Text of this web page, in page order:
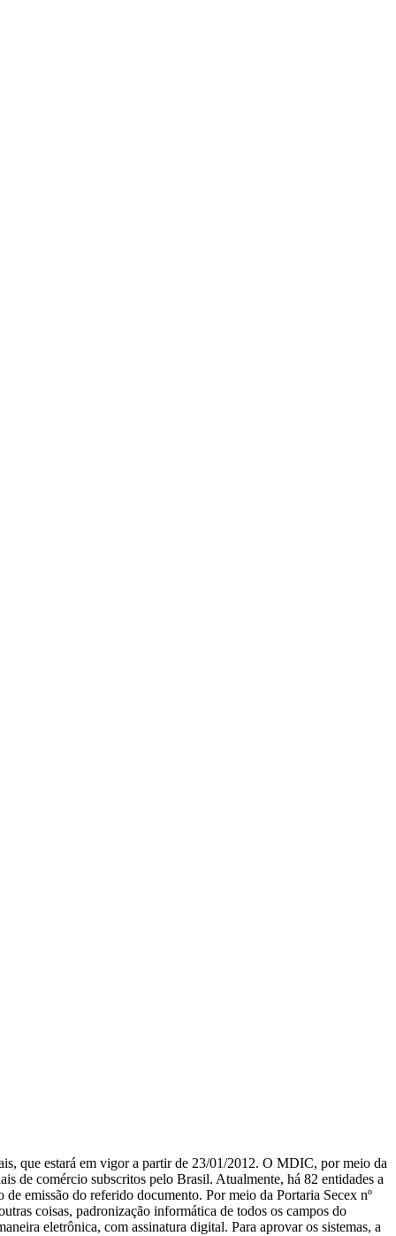
que estará em vigor a partir de 23/01/2012. O MDIC, por meio da
de comércio subscritos pelo Brasil. Atualmente, há 82 entidades a
emissão do referido documento. Por meio da Portaria Secex nº
coisas, padronização informática de todos os campos do
eletrônica, com assinatura digital. Para aprovar os sistemas, a